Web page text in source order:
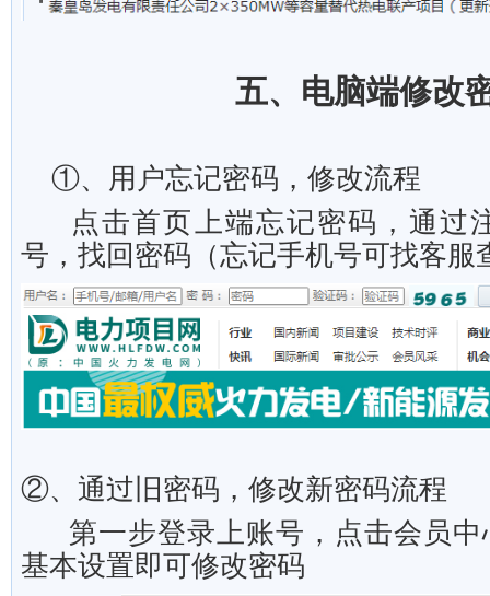
五、 电脑端修改
①、用户忘记密码，修改流程
点击首页上端忘记密码，通过
号，找回密码（忘记手机号可找客服
②、通过旧密码，修改新密码流程
第一步登录上账号，点击会员中
基本设置即可修改密码